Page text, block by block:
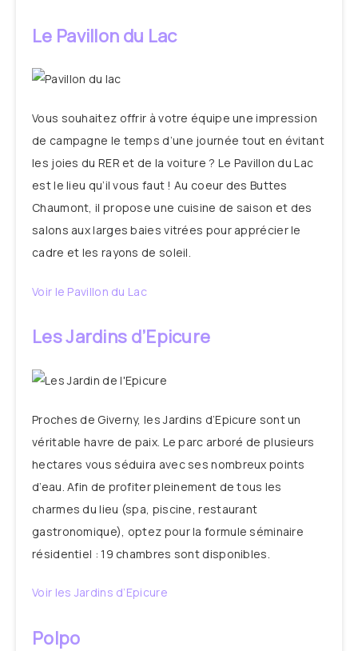
Le Pavillon du Lac
Vous souhaitez offrir à votre équipe une impression
de campagne le temps d’une journée tout en évitant
les joies du RER et de la voiture ? Le Pavillon du Lac
est le lieu qu’il vous faut ! Au coeur des Buttes
Chaumont, il propose une cuisine de saison et des
salons aux larges baies vitrées pour apprécier le
cadre et les rayons de soleil.
Voir le Pavillon du Lac
Les Jardins d’Epicure
Proches de Giverny, les Jardins d’Epicure sont un
véritable havre de paix. Le parc arboré de plusieurs
hectares vous séduira avec ses nombreux points
d’eau. Afin de profiter pleinement de tous les
charmes du lieu (spa, piscine, restaurant
gastronomique), optez pour la formule séminaire
résidentiel : 19 chambres sont disponibles.
Voir les Jardins d’Epicure
Polpo